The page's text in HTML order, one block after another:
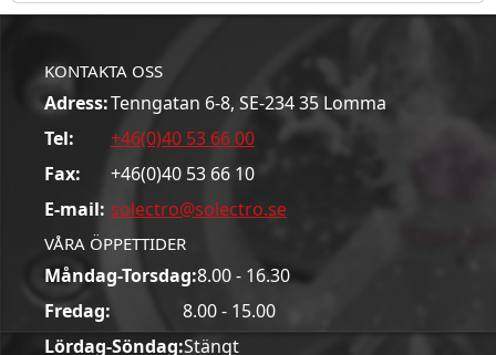
KONTAKTA OSS
Adress:Tenngatan 6-8, SE-234 35 Lomma
Tel:
+46(0)40 53 66 00
Fax:
+46(0)40 53 66 10
E-mail: solectro@solectro.se
VÅRA ÖPPETTIDER
Måndag-Torsdag:8.00 - 16.30
Fredag:
8.00 - 15.00
Lördag-Söndag:Stängt